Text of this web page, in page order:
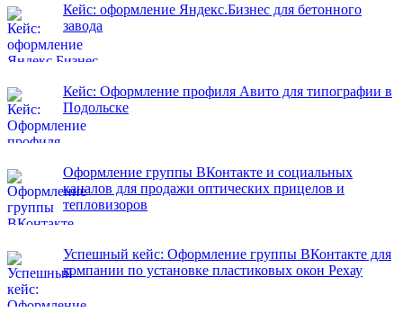
Кейс: оформление Яндекс.Бизнес для бетонного
завода
Кейс: Оформление профиля Авито для типографии в
Подольске
Оформление группы ВКонтакте и социальных
каналов для продажи оптических прицелов и
тепловизоров
Успешный кейс: Оформление группы ВКонтакте для
компании по установке пластиковых окон Рехау